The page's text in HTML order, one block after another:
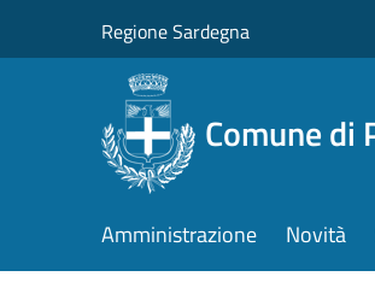
Regione Sardegna
Comune di
Amministrazione Novità